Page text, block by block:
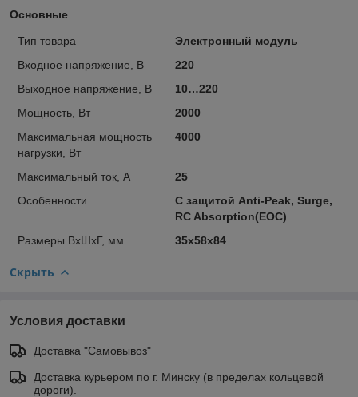
Основные
Тип товара
Электронный модуль
Входное напряжение, В
220
Выходное напряжение, В
10…220
Мощность, Вт
2000
Максимальная мощность
нагрузки, Вт
4000
Максимальный ток, А
25
Особенности
С защитой Anti-Peak, Surge,
RC Absorption(EOC)
Размеры ВхШхГ, мм
35х58х84
Скрыть
Условия доставки
Доставка "Самовывоз"
Доставка курьером по г. Минску (в пределах кольцевой
дороги).